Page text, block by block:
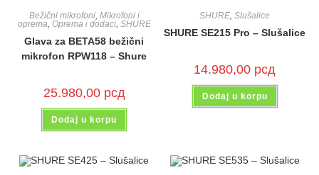
Bežični mikrofoni, Mikrofoni i
oprema, Oprema i dodaci, SHURE
Glava za BETA58 bežični
mikrofon RPW118 – Shure
25.980,00 рсд
Dodaj u korpu
SHURE,Slušalice
SHURE SE215 Pro – Slušalice
14.980,00 рсд
Dodaj u korpu